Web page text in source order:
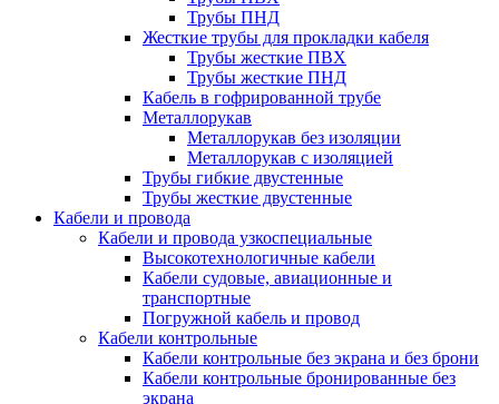
Трубы ПНД
Жесткие трубы для прокладки кабеля
Трубы жесткие ПВХ
Трубы жесткие ПНД
Кабель в гофрированной трубе
Металлорукав
Металлорукав без изоляции
Металлорукав с изоляцией
Трубы гибкие двустенные
Трубы жесткие двустенные
Кабели и провода
Кабели и провода узкоспециальные
Высокотехнологичные кабели
Кабели судовые, авиационные и
транспортные
Погружной кабель и провод
Кабели контрольные
Кабели контрольные без экрана и без брони
Кабели контрольные бронированные без
экрана